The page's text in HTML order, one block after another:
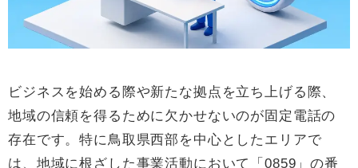
ビジネスを始める際や新たな拠点を立ち上げる際、
地域の信頼を得るために欠かせないのが固定電話の
存在です。特に鳥取県西部を中心としたエリアで
は、地域に根ざした事業活動において「0859」の番